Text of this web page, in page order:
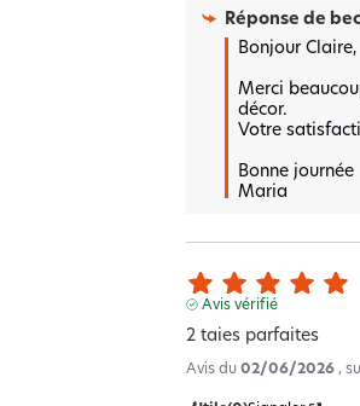
Réponse de
Bonjour Claire,
Merci
décor.
Votre
Bonne journée
Maria
Avis vérifié
2 taies parfaites
Avis du02/06/2026 ,